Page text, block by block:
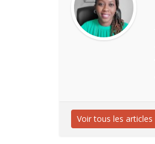
Voir tous les articles